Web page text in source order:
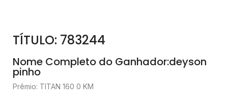
TÍTULO: 783244
Nome Completo do Ganhador:deyson
pinho
Prêmio: TITAN 160 0 KM